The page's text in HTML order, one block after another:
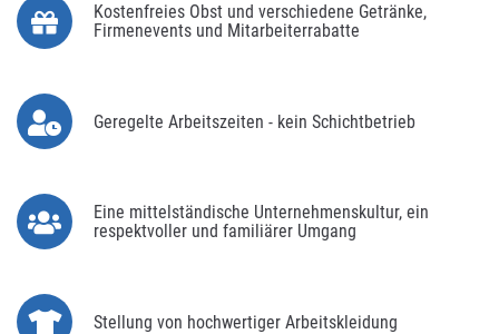
Kostenfreies Obst und verschiedene Getränke,
Firmenevents und Mitarbeiterrabatte
Geregelte Arbeitszeiten - kein Schichtbetrieb
Eine mittelständische Unternehmenskultur, ein
respektvoller und familiärer Umgang
Stellung von hochwertiger Arbeitskleidung